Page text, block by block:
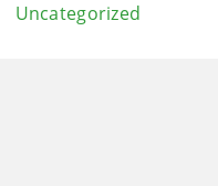
Uncategorized